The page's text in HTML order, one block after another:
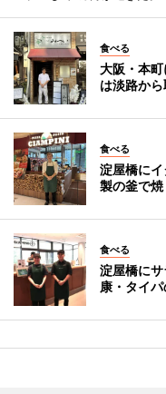
食べる
大阪・本
は淡路か
食べる
淀屋橋に
製の釜で
食べる
淀屋橋に
康・タイ